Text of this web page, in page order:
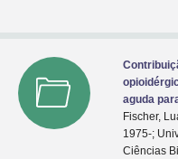
aguda
Fischer,
1975-;
Ciências